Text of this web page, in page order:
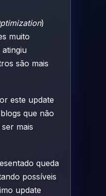
)
muito
são mais
este update
que não
mais
queda
possíveis
update